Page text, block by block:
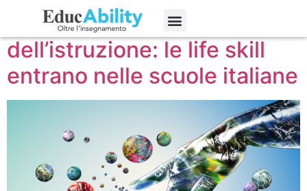
La rivoluzione
dell’istruzione: le life skill
entrano nelle scuole italiane